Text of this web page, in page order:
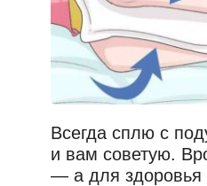
Всегда сплю с
и вам советую.
— а для здоровья